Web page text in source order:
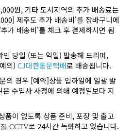
원, 기타 도서지역의 추가 배송료는
제주도 추가 배송비'를 장바구니에
가 배송비'를 체크 후 결제하시면 됩
인 당일 (또는 익일) 발송해 드리며,
외)CJ대한통운택배로 배송됩니다.
의 경우 [예약]상품 입하일에 일괄 발
수입사 사정에 의해 예정일보다 지
품이 없도록 상품 준비, 포장 및 출고
CCTV로 24시간 녹화하고 있습니다.